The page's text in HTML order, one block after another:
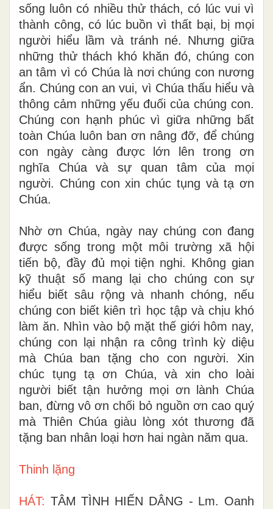
sống luôn có nhiều thử thách, có lúc vui vì
thành công, có lúc buồn vì thất bại, bị mọi
người hiểu lầm và tránh né. Nhưng giữa
những thử thách khó khăn đó, chúng con
an tâm vì có Chúa là nơi chúng con nương
ẩn. Chúng con an vui, vì Chúa thấu hiểu và
thông cảm những yếu đuối của chúng con.
Chúng con hạnh phúc vì giữa những bất
toàn Chúa luôn ban ơn nâng đỡ, để chúng
con ngày càng được lớn lên trong ơn
nghĩa Chúa và sự quan tâm của mọi
người. Chúng con xin chúc tụng và tạ ơn
Chúa.
Nhờ ơn Chúa, ngày nay chúng con đang
được sống trong một môi trường xã hội
tiến bộ, đầy đủ mọi tiện nghi. Không gian
kỹ thuật số mang lại cho chúng con sự
hiểu biết sâu rộng và nhanh chóng, nếu
chúng con biết kiên trì học tập và chịu khó
làm ăn. Nhìn vào bộ mặt thế giới hôm nay,
chúng con lại nhận ra công trình kỳ diệu
mà Chúa ban tặng cho con người. Xin
chúc tụng tạ ơn Chúa, và xin cho loài
người biết tận hưởng mọi ơn lành Chúa
ban, đừng vô ơn chối bỏ nguồn ơn cao quý
mà Thiên Chúa giàu lòng xót thương đã
tặng ban nhân loại hơn hai ngàn năm qua.
Thinh lặng
HÁT: TÂM TÌNH HIẾN DÂNG - Lm. Oanh